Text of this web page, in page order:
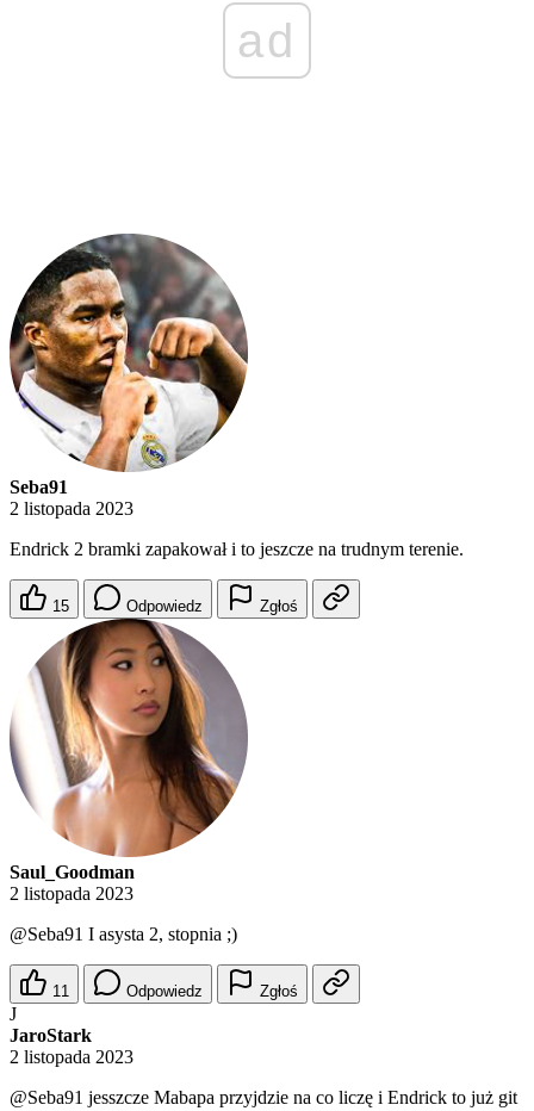
ad
Seba91
2 listopada 2023
Endrick 2 bramki zapakował i to jeszcze na trudnym terenie.
15 Odpowiedz Zgłoś
Saul_Goodman
2 listopada 2023
@Seba91 I asysta 2, stopnia ;)
11 Odpowiedz Zgłoś
J
JaroStark
2 listopada 2023
@Seba91 jesszcze Mabapa przyjdzie na co liczę i Endrick to już git